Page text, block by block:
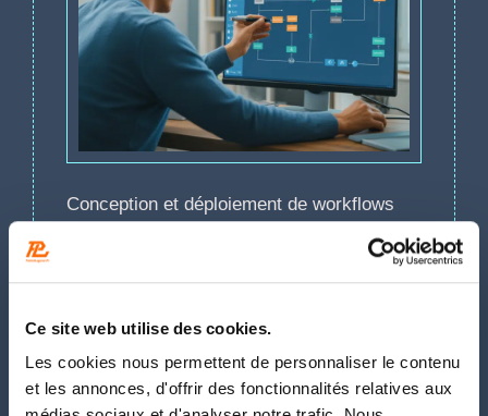
Ce site web utilise des cookies.
Les cookies nous permettent de personnaliser le contenu
et les annonces, d'offrir des fonctionnalités relatives aux
Conception et déploiement de workflows
Tableaux de bord Airtable et interfaces no-
Parlons de votre projet ensemble